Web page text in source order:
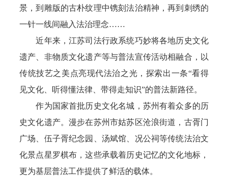
景，到雕版的古朴纹理中镌刻法治精神，再到刺绣的
一针一线间融入法治理念……
近年来，江苏司法行政系统巧妙将各地历史文化
遗产、非物质文化遗产等与普法宣传活动相融合，以
传统技艺之美点亮现代法治之光，探索出一条“看得
见文化、听得懂法律、带得走知识”的普法新路径。
作为国家首批历史文化名城，苏州有着众多的历
史文化遗产。漫步在苏州市姑苏区沧浪街道，古胥门
广场、伍子胥纪念园、汤斌馆、况公祠等传统法治文
化景点星罗棋布，这些承载着历史记忆的文化地标，
更为基层普法工作提供了鲜活的载体。